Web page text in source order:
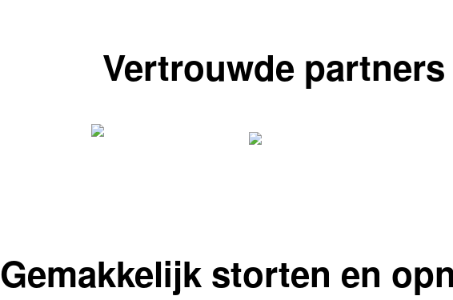
Vertrouwde partners
Gemakkelijk storten en